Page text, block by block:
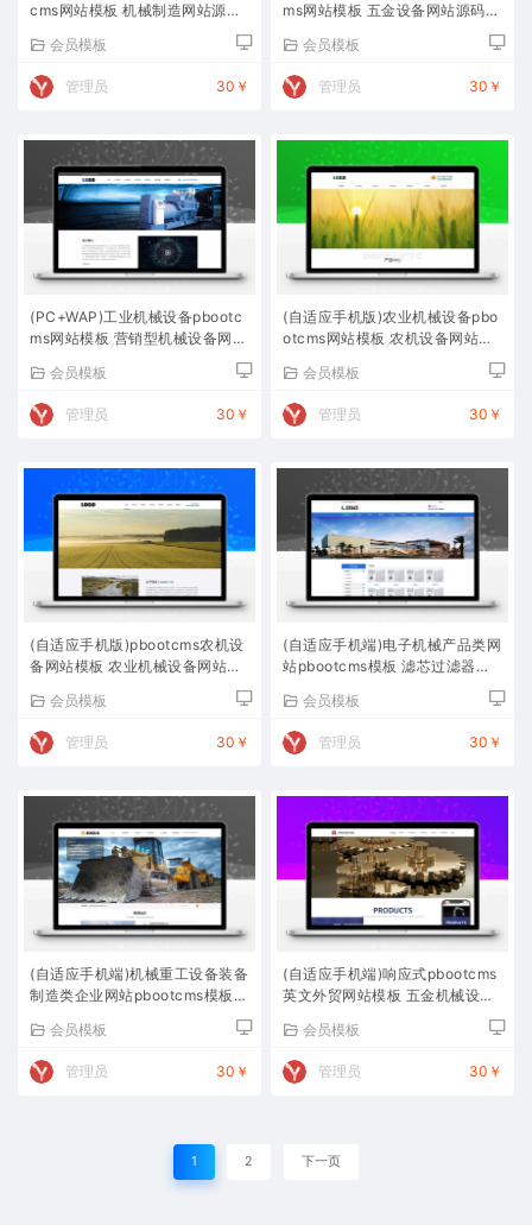
cms网站模板 机械制造网站源码
会员模板
管理员 30￥
ms网站模板 五金设备网站源码下
会员模板
管理员 30￥
(PC+WAP)工业机械设备pbootc
ms网站模板 营销型机械设备网站
会员模板
管理员 30￥
(自适应手机版)农业机械设备pbo
otcms网站模板 农机设备网站源
会员模板
管理员 30￥
(自适应手机版)pbootcms农机设
备网站模板 农业机械设备网站源
会员模板
管理员 30￥
(自适应手机端)电子机械产品类网
站pbootcms模板 滤芯过滤器网
会员模板
管理员 30￥
(自适应手机端)机械重工设备装备
制造类企业网站pbootcms模板
会员模板
管理员 30￥
(自适应手机端)响应式pbootcms
英文外贸网站模板 五金机械设备
会员模板
管理员 30￥
1 2 下一页